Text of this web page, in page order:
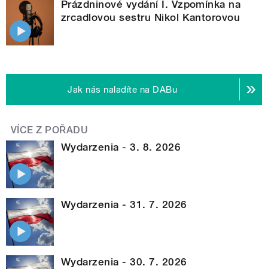
Prázdninové vydání I. Vzpomínka na
zrcadlovou sestru Nikol Kantorovou
Jak nás naladíte na DABu
VÍCE Z POŘADU
Wydarzenia - 3. 8. 2026
Wydarzenia - 31. 7. 2026
Wydarzenia - 30. 7. 2026